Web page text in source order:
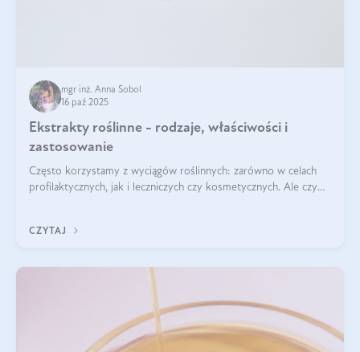
mgr inż. Anna Sobol
16 paź 2025
Ekstrakty roślinne - rodzaje, właściwości i
zastosowanie
Często korzystamy z wyciągów roślinnych: zarówno w celach
profilaktycznych, jak i leczniczych czy kosmetycznych. Ale czy
CZYTAJ